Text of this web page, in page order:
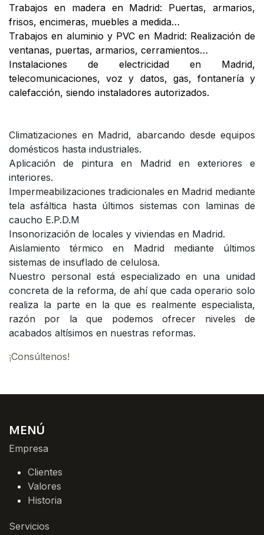
Trabajos en madera en Madrid: Puertas, armarios,
frisos, encimeras, muebles a medida…
Trabajos en aluminio y PVC en Madrid: Realización de
ventanas, puertas, armarios, cerramientos…
Instalaciones de electricidad en Madrid,
telecomunicaciones, voz y datos, gas, fontanería y
calefacción, siendo instaladores autorizados.
Climatizaciones en Madrid, abarcando desde equipos
domésticos hasta industriales.
Aplicación de pintura en Madrid en exteriores e
interiores.
Impermeabilizaciones tradicionales en Madrid mediante
tela asfáltica hasta últimos sistemas con laminas de
caucho E.P.D.M
Insonorización de locales y viviendas en Madrid.
Aislamiento térmico en Madrid mediante últimos
sistemas de insuflado de celulosa.
Nuestro personal está especializado en una unidad
concreta de la reforma, de ahí que cada operario solo
realiza la parte en la que es realmente especialista,
razón por la que podemos ofrecer niveles de
acabados altísimos en nuestras reformas.
¡Consúltenos!
MENÚ
Empresa
Clientes
Valores
Historia
Servicios